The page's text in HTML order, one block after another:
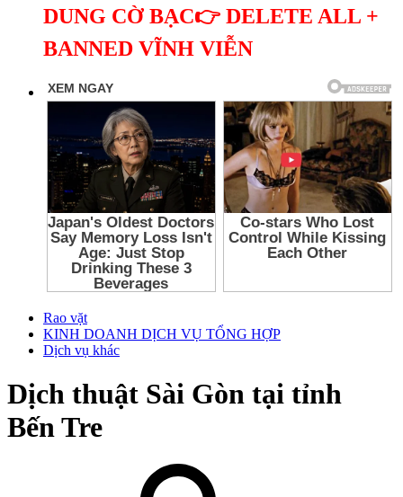
DUNG CỜ BẠC👉 DELETE ALL +
BANNED VĨNH VIỄN
Rao vặt
KINH DOANH DỊCH VỤ TỔNG HỢP
Dịch vụ khác
Dịch thuật Sài Gòn tại tỉnh
Bến Tre